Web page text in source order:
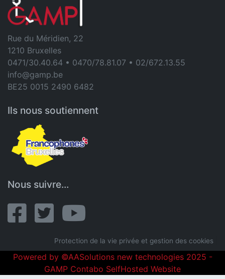
Rue du Méridien, 22
1210 Bruxelles
0471/30.40.64 • 0470/78.81.07 • 02/672.13.55
info@gamp.be
BE25 0015 2490 6482
Ils nous soutiennent
Nous suivre...
Protection de la vie privée et gestion des cookies
Powered by ©AASolutions new technologies 2025 -
GAMP Contabo SelfHosted Website